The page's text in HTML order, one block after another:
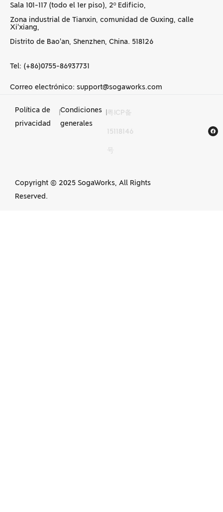
Sala 101-117 (todo el 1er piso), 2º Edificio,
Zona industrial de Tianxin, comunidad de Guxing, calle
Xi'xiang,
Distrito de Bao'an, Shenzhen, China. 518126
Tel: (+86)0755-86937731
Correo electrónico: support@sogaworks.com
Política de
privacidad
|Condiciones
generales
粤ICP备
15118146
号
Copyright © 2025 SogaWorks, All Rights
Reserved.